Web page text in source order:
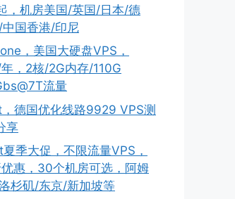
，机房美国/英国/日本/德
国香港/印尼
，美国大硬盘VPS，
，2核/2G内存/110G
流量
德国优化线路9929 VPS测
享
季大促，不限流量VPS，
惠，30个机房可选，阿姆
杉矶/东京/新加坡等